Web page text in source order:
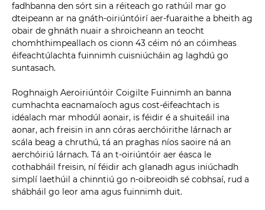
fadhbanna den sórt sin a réiteach go rathúil mar go
dteipeann ar na gnáth-oiriúntóirí aer-fuaraithe a bheith ag
obair de ghnáth nuair a shroicheann an teocht
chomhthimpeallach os cionn 43 céim nó an cóimheas
éifeachtúlachta fuinnimh cuisniúcháin ag laghdú go
suntasach.
Roghnaigh Aeroiriúntóir Coigilte Fuinnimh an banna
cumhachta eacnamaíoch agus cost-éifeachtach is
idéalach mar mhodúl aonair, is féidir é a shuiteáil ina
aonar, ach freisin in ann córas aerchóirithe lárnach ar
scála beag a chruthú, tá an praghas níos saoire ná an
aerchóiriú lárnach. Tá an t-oiriúntóir aer éasca le
cothabháil freisin, ní féidir ach glanadh agus iniúchadh
simplí laethúil a chinntiú go n-oibreoidh sé cobhsaí, rud a
shábháil go leor ama agus fuinnimh duit.